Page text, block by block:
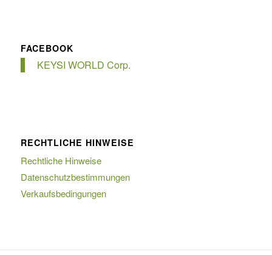
FACEBOOK
KEYSI WORLD Corp.
RECHTLICHE HINWEISE
Rechtliche Hinweise
Datenschutzbestimmungen
Verkaufsbedingungen